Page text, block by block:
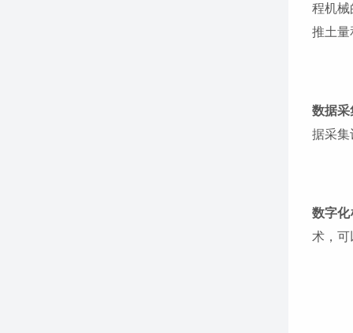
程机械
推土量
数据采
据采集
数字
术，可